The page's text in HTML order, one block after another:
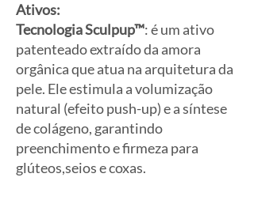
Ativos:
Tecnologia Sculpup™: é um ativo
patenteado extraído da amora
orgânica que atua na arquitetura da
pele. Ele estimula a volumização
natural (efeito push-up) e a síntese
de colágeno, garantindo
preenchimento e firmeza para
glúteos,seios e coxas.